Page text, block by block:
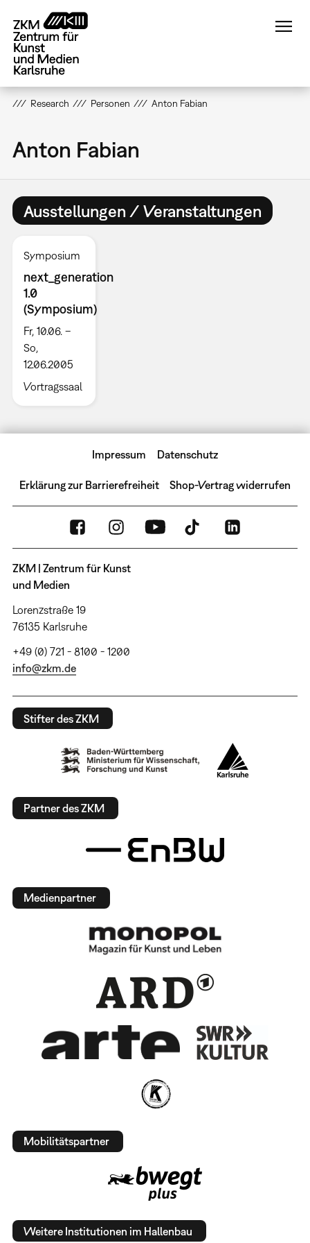
zum
Inhalt
Research Personen Anton Fabian
Anton Fabian
Ausstellungen / Veranstaltungen
Symposium
next_generation
1.0
(Symposium)
Fr, 10.06. –
So,
12.06.2005
Vortragssaal
Impressum Datenschutz
Erklärung zur Barrierefreiheit Shop-Vertrag widerrufen
ZKM | Zentrum für Kunst
und Medien
Lorenzstraße 19
76135 Karlsruhe
+49 (0) 721 - 8100 - 1200
info@zkm.de
Stifter des ZKM
Partner des ZKM
Medienpartner
Mobilitätspartner
Weitere Institutionen im Hallenbau